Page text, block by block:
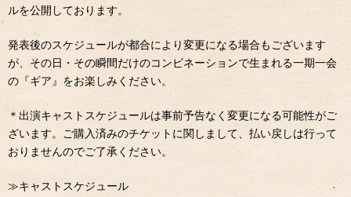
ルを公開しております。
発表後のスケジュールが都合により変更になる場合もございます
が、その日・その瞬間だけのコンビネーションで生まれる一期一会
の『ギア』をお楽しみください。
＊出演キャストスケジュールは事前予告なく変更になる可能性がご
ざいます。ご購入済みのチケットに関しまして、払い戻しは行って
おりませんのでご了承ください。
≫キャストスケジュール